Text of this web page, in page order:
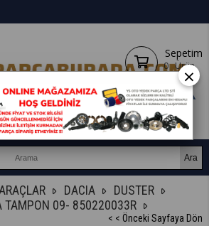
Sepetim
0 Ürün
DACIA
DUSTER
TAMPON 09- 850220033R
< < Önceki Sayfaya Dön
×